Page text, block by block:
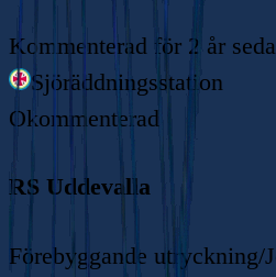
Kommenterad för 2 år
Sjöräddningsstation
Okommenterad
RS Uddevalla
Förebyggande utryckning/